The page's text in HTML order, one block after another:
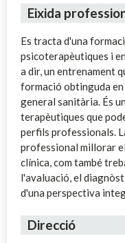
Eixida
Es tracta d'una
psicoterapèutiques i
a dir, un entrenament
formació obtinguda
general sanitària. És
terapèutiques que
perfils professionals.
professional millorar
clínica, com també
l'avaluació, el
d'una perspectiva
Direcció